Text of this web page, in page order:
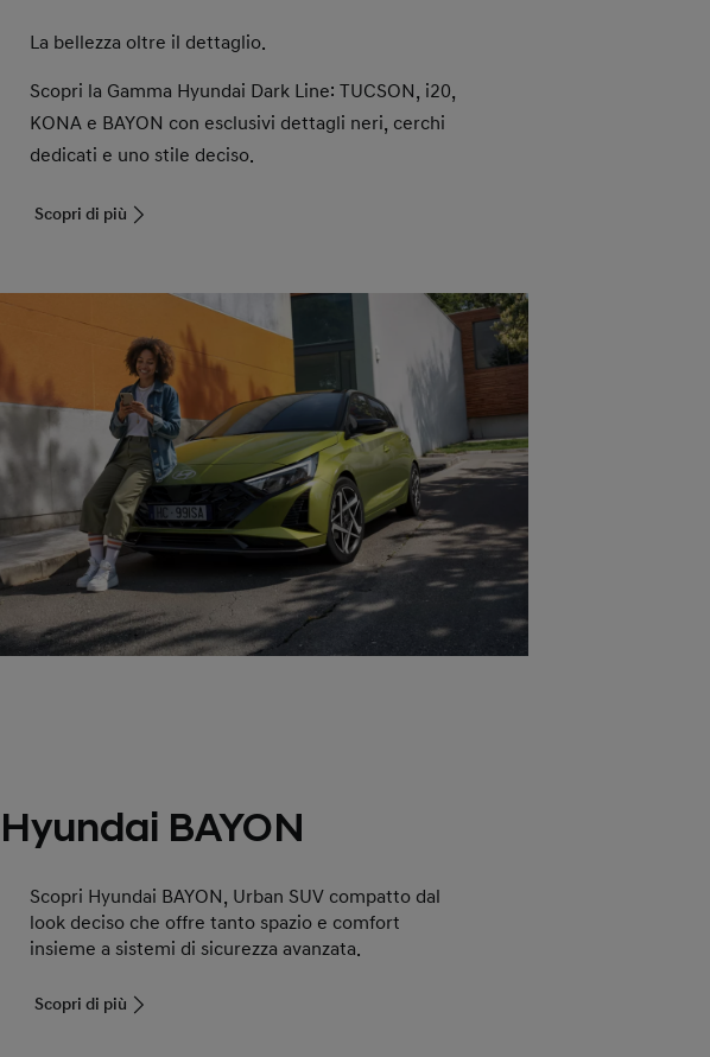
La bellezza oltre il dettaglio.
Scopri la Gamma Hyundai Dark Line: TUCSON, i20,
KONA e BAYON con esclusivi dettagli neri, cerchi
dedicati e uno stile deciso.
Scopri di più
Hyundai BAYON
Scopri Hyundai BAYON, Urban SUV compatto dal
look deciso che offre tanto spazio e comfort
insieme a sistemi di sicurezza avanzata.
Scopri di più